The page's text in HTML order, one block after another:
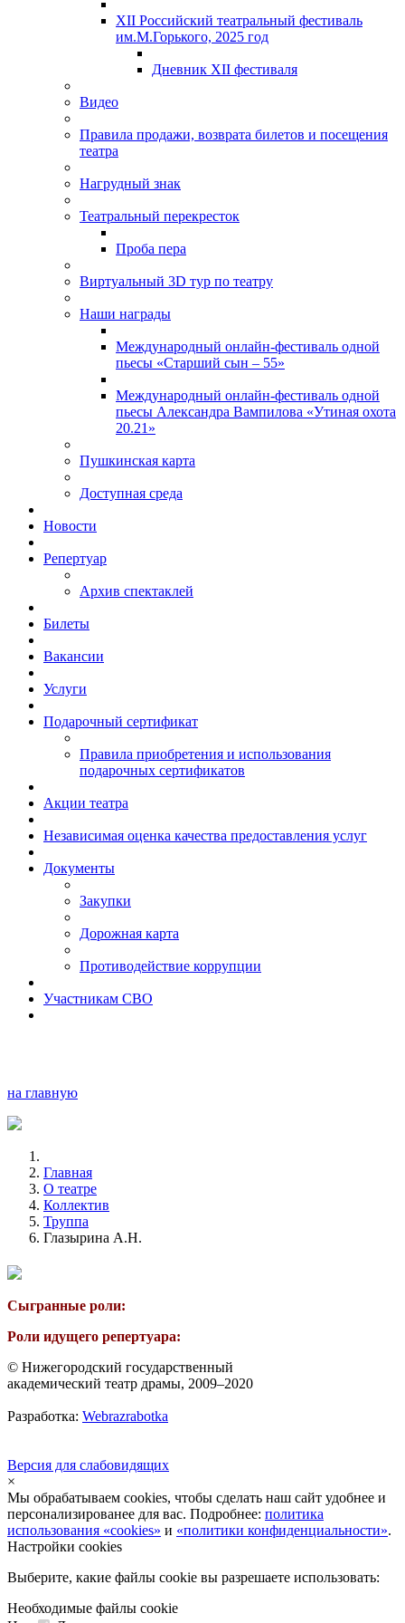
XII Российский театральный фестиваль
им.М.Горького, 2025 год
Дневник XII фестиваля
Видео
Правила продажи, возврата билетов и посещения
театра
Нагрудный знак
Театральный перекресток
Проба пера
Виртуальный 3D тур по театру
Наши награды
Международный онлайн-фестиваль одной
пьесы «Старший сын – 55»
Международный онлайн-фестиваль одной
пьесы Александра Вампилова «Утиная охота
20.21»
Пушкинская карта
Доступная среда
Новости
Репертуар
Архив спектаклей
Билеты
Вакансии
Услуги
Подарочный сертификат
Правила приобретения и использования
подарочных сертификатов
Акции театра
Независимая оценка качества предоставления услуг
Документы
Закупки
Дорожная карта
Противодействие коррупции
Участникам СВО
на главную
Главная
О театре
Коллектив
Труппа
Глазырина А.Н.
Сыгранные роли:
Роли идущего репертуара:
© Нижегородский государственный
академический театр драмы, 2009–2020
Разработка: Webrazrabotka
Версия для слабовидящих
×
Мы обрабатываем cookies, чтобы сделать наш сайт удобнее и
персонализированее для вас. Подробнее: политика
использования «cookies» и «политики конфиденциальности».
Настройки cookies
Выберите, какие файлы cookie вы разрешаете использовать:
Необходимые файлы cookie